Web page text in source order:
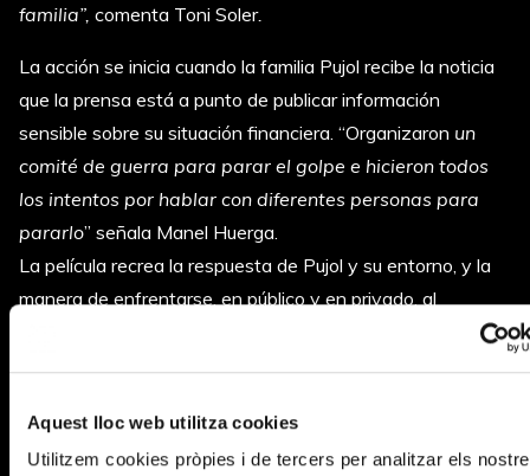
Aquest lloc web utilitza cookies
Utilitzem cookies pròpies i de tercers per analitzar els
familia”, comenta Toni Soler.
La acción se inicia cuando la familia Pujol recibe la noticia
que la prensa está a punto de publicar información
sensible sobre su situación financiera. “Organizaron un
comité de guerra para parar el golpe e hicieron todos
los intentos por hablar con diferentes personas para
pararlo” señala Manel Huerga.
La película recrea la respuesta de Pujol y su entorno, y la
manera de enfrentarse, en público y en privado, al